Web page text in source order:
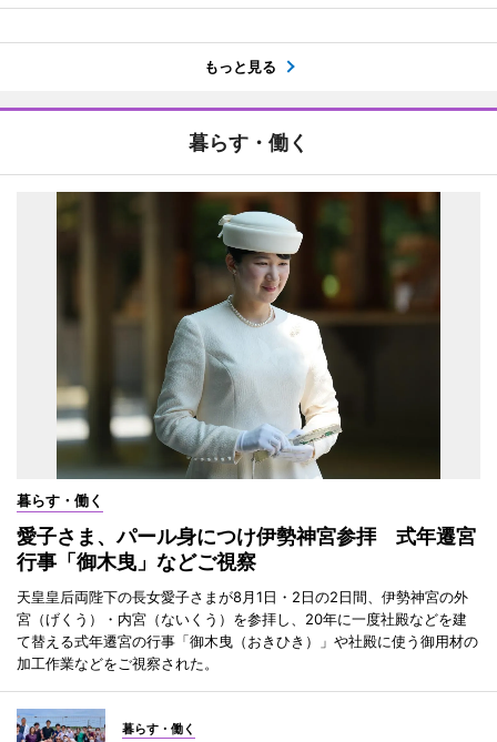
もっと見る
暮らす・働く
暮らす・働く
愛子さま、パール身につけ伊勢神宮参拝 式年遷宮
行事「御木曳」などご視察
天皇皇后両陛下の長女愛子さまが8月1日・2日の2日間、伊勢神宮の外
宮（げくう）・内宮（ないくう）を参拝し、20年に一度社殿などを建
て替える式年遷宮の行事「御木曳（おきひき）」や社殿に使う御用材の
加工作業などをご視察された。
暮らす・働く